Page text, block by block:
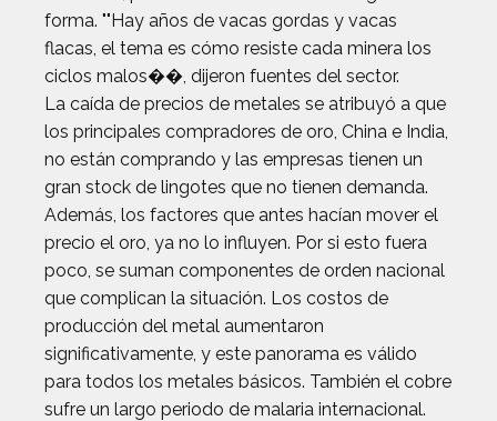
forma. ""Hay años de vacas gordas y vacas
flacas, el tema es cómo resiste cada minera los
ciclos malos��, dijeron fuentes del sector.
La caída de precios de metales se atribuyó a que
los principales compradores de oro, China e India,
no están comprando y las empresas tienen un
gran stock de lingotes que no tienen demanda.
Además, los factores que antes hacían mover el
precio el oro, ya no lo influyen. Por si esto fuera
poco, se suman componentes de orden nacional
que complican la situación. Los costos de
producción del metal aumentaron
significativamente, y este panorama es válido
para todos los metales básicos. También el cobre
sufre un largo periodo de malaria internacional.